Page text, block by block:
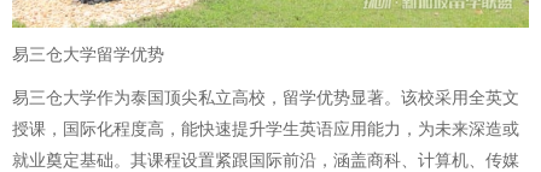
易三仓大学留学优势
易三仓大学作为泰国顶尖私立高校，留学优势显著。该校采用全英文
授课，国际化程度高，能快速提升学生英语应用能力，为未来深造或
就业奠定基础。其课程设置紧跟国际前沿，涵盖商科、计算机、传媒